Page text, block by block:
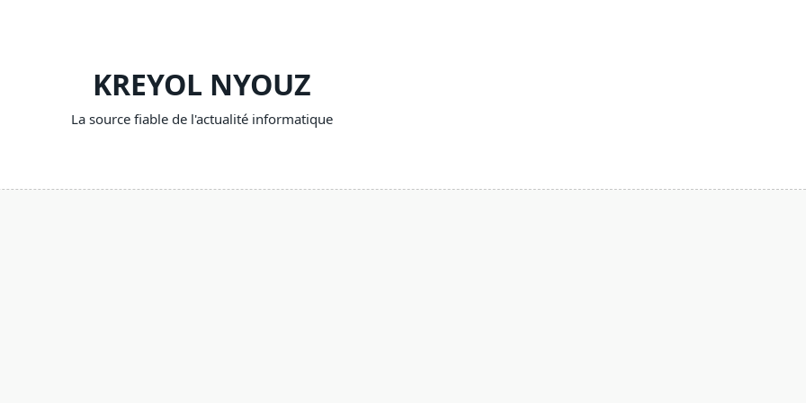
KREYOL NYOUZ
La source fiable de l'actualité informatique